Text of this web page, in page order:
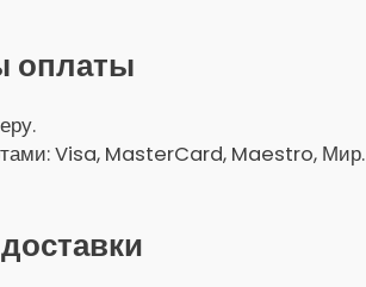
оплаты
Visa, MasterCard, Maestro, Мир.